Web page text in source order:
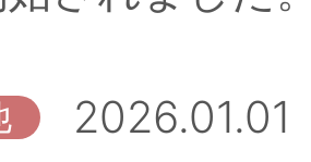
2026.01.01